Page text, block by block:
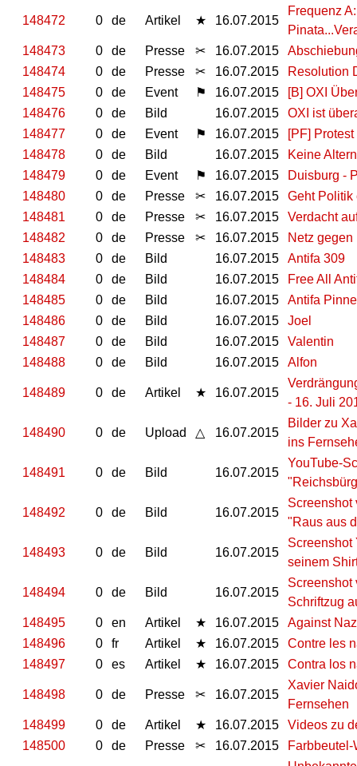
148472 0 de Artikel ★ 16.07.2015
Frequenz
148473
0 de Presse ✂ 16.07.2015
148474
0 de Presse ✂ 16.07.2015
Resolution
148475
0 de Event ⚑ 16.07.2015
[B] OXI
148476
0 de Bild 16.07.2015
OXI ist
148477
0 de Event ⚑ 16.07.2015
[PF]
148478
0 de Bild 16.07.2015
Keine
148479
0 de Event ⚑ 16.07.2015
Duisburg -
148480
0 de Presse ✂ 16.07.2015
Geht Politik
148481
0 de Presse ✂ 16.07.2015
Verdacht
148482
0 de Presse ✂ 16.07.2015
Netz
148483
0 de Bild 16.07.2015
Antifa 309
148484
0 de Bild 16.07.2015
Free All
148485
0 de Bild 16.07.2015
Antifa
148486
0 de Bild 16.07.2015
Joel
148487
0 de Bild 16.07.2015
Valentin
148488
0 de Bild 16.07.2015 Alfon
148489 0 de Artikel ★ 16.07.2015
- 16. Juli
148490 0 de Upload △ 16.07.2015
Bilder zu
ins
148491 0 de Bild 16.07.2015
YouTube-
148492 0 de Bild 16.07.2015
Screenshot
"Raus aus
148493 0 de Bild 16.07.2015
Screenshot
seinem
148494 0 de Bild 16.07.2015
Screenshot
Schriftzug
148495
0 en Artikel ★ 16.07.2015
Against
148496
0 fr Artikel ★ 16.07.2015
Contre les
148497
0 es Artikel ★ 16.07.2015 Contra los
148498 0 de Presse ✂ 16.07.2015
Xavier
Fernsehen
148499
0 de Artikel ★ 16.07.2015
Videos zu
148500
0 de Presse ✂ 16.07.2015 Farbbeutel-